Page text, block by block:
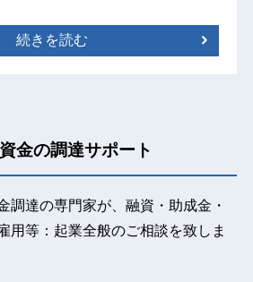
続きを読む
金の調達サポート
調達の専門家が、融資・助成金・
用等：起業全般のご相談を致しま